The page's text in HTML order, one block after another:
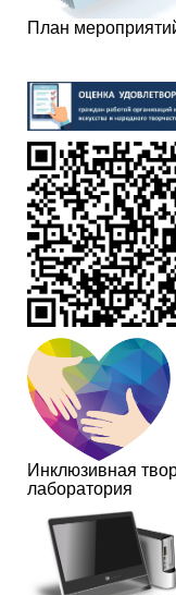
План
Инклюзивная
лаборатория